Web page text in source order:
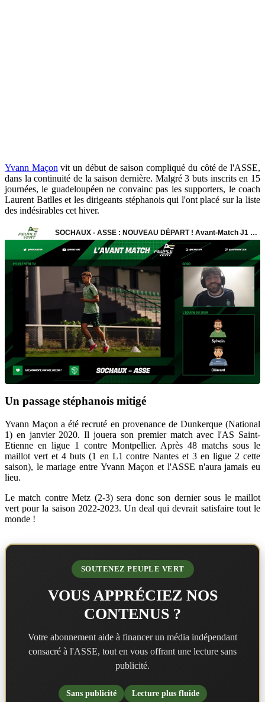
Yvann Maçon vit un début de saison compliqué du côté de l'ASSE,
dans la continuité de la saison dernière. Malgré 3 buts inscrits en 15
journées, le guadeloupéen ne convainc pas les supporters, le coach
Laurent Batlles et les dirigeants stéphanois qui l'ont placé sur la liste
des indésirables cet hiver.
Un passage stéphanois mitigé
Yvann Maçon a été recruté en provenance de Dunkerque (National
1) en janvier 2020. Il jouera son premier match avec l'AS Saint-
Etienne en ligue 1 contre Montpellier. Après 48 matchs sous le
maillot vert et 4 buts (1 en L1 contre Nantes et 3 en ligue 2 cette
saison), le mariage entre Yvann Maçon et l'ASSE n'aura jamais eu
lieu.
Le match contre Metz (2-3) sera donc son dernier sous le maillot
vert pour la saison 2022-2023. Un deal qui devrait satisfaire tout le
monde !
SOUTENEZ PEUPLE VERT
VOUS APPRÉCIEZ NOS
CONTENUS ?
Votre abonnement aide à financer un média indépendant
consacré à l'ASSE, tout en vous offrant une lecture sans
publicité.
Sans publicité Lecture plus fluide